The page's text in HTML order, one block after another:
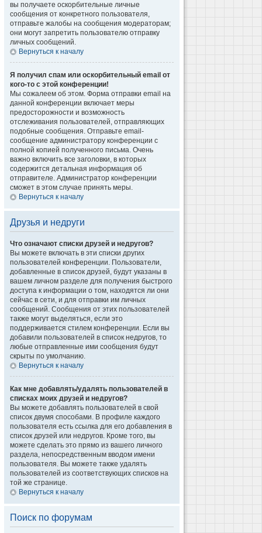
вы получаете оскорбительные личные
сообщения от конкретного пользователя,
отправьте жалобы на сообщения модераторам;
они могут запретить пользователю отправку
личных сообщений.
Вернуться к началу
Я получил спам или оскорбительный email от
кого-то с этой конференции!
Мы сожалеем об этом. Форма отправки email на
данной конференции включает меры
предосторожности и возможность
отслеживания пользователей, отправляющих
подобные сообщения. Отправьте email-
сообщение администратору конференции с
полной копией полученного письма. Очень
важно включить все заголовки, в которых
содержится детальная информация об
отправителе. Администратор конференции
сможет в этом случае принять меры.
Вернуться к началу
Друзья и недруги
Что означают списки друзей и недругов?
Вы можете включать в эти списки других
пользователей конференции. Пользователи,
добавленные в список друзей, будут указаны в
вашем личном разделе для получения быстрого
доступа к информации о том, находятся ли они
сейчас в сети, и для отправки им личных
сообщений. Сообщения от этих пользователей
также могут выделяться, если это
поддерживается стилем конференции. Если вы
добавили пользователей в список недругов, то
любые отправленные ими сообщения будут
скрыты по умолчанию.
Вернуться к началу
Как мне добавлять/удалять пользователей в
списках моих друзей и недругов?
Вы можете добавлять пользователей в свой
список двумя способами. В профиле каждого
пользователя есть ссылка для его добавления в
список друзей или недругов. Кроме того, вы
можете сделать это прямо из вашего личного
раздела, непосредственным вводом имени
пользователя. Вы можете также удалять
пользователей из соответствующих списков на
той же странице.
Вернуться к началу
Поиск по форумам